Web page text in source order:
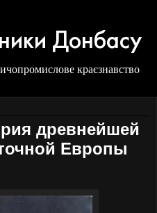
Донбасу
краєзнавство
древнейшей
Европы